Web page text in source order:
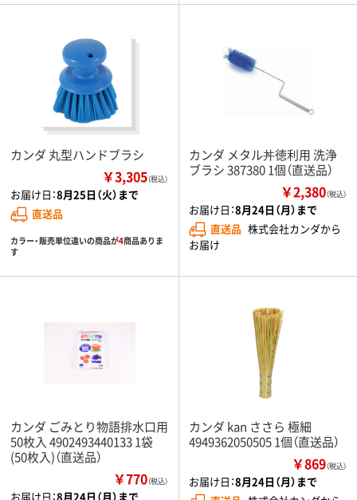
カンダ 丸型ハンドブラシ
￥3,305（税込）
お届け日：8月25日（火）まで
直送品
カラー・販売単位違いの商品が4商品ありま
す
カンダ メタル丼徳利用 洗浄
ブラシ 387380 1個（直送品）
￥2,380（税込）
お届け日：8月24日（月）まで
直送品 株式会社カンダから
お届け
カンダ ごみとり物語排水口用
50枚入 4902493440133 1袋
(50枚入)（直送品）
￥770（税込）
お届け日：8月24日（月）まで
カンダ kan ささら 極細
4949362050505 1個（直送品）
￥869（税込）
お届け日：8月24日（月）まで